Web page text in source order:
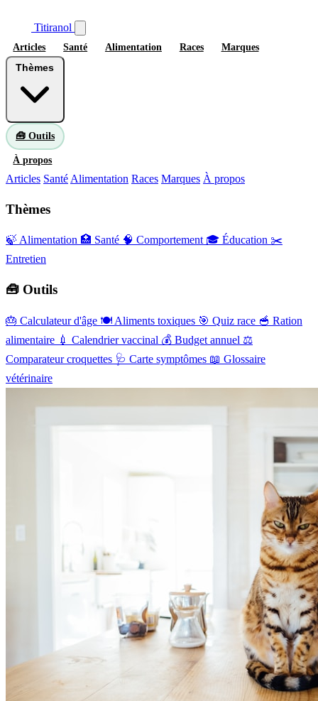
Titiranol
Articles Santé Alimentation Races Marques
🧰 Outils
À propos
Articles Santé Alimentation Races Marques À propos
Thèmes
🍃 Alimentation 🏥 Santé 🧠 Comportement 🎓 Éducation ✂️
Entretien
🧰 Outils
🎂 Calculateur d'âge 🍽️ Aliments toxiques 🎯 Quiz race 🥣 Ration
alimentaire 💉 Calendrier vaccinal 💰 Budget annuel ⚖️
Comparateur croquettes 🩺 Carte symptômes 📖 Glossaire
vétérinaire